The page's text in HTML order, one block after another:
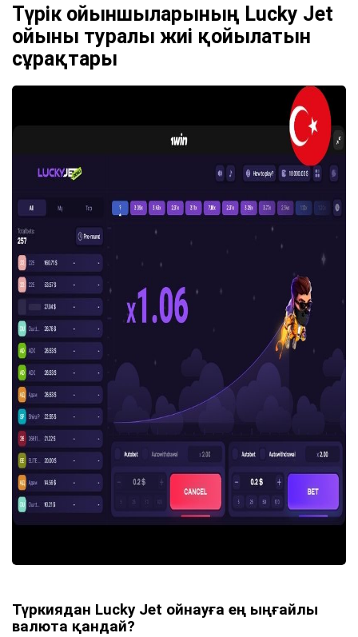
Түрік ойыншыларының Lucky Jet
ойыны туралы жиі қойылатын
сұрақтары
Түркиядан Lucky Jet ойнауға ең ыңғайлы
валюта қандай?